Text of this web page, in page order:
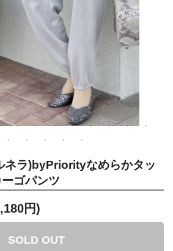
ネラ)byPriorityなめらかタッ
ゴパンツ
円)
SOLD OUT